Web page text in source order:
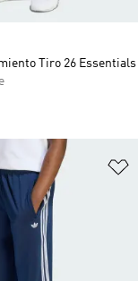
Tiro 26 Essentials